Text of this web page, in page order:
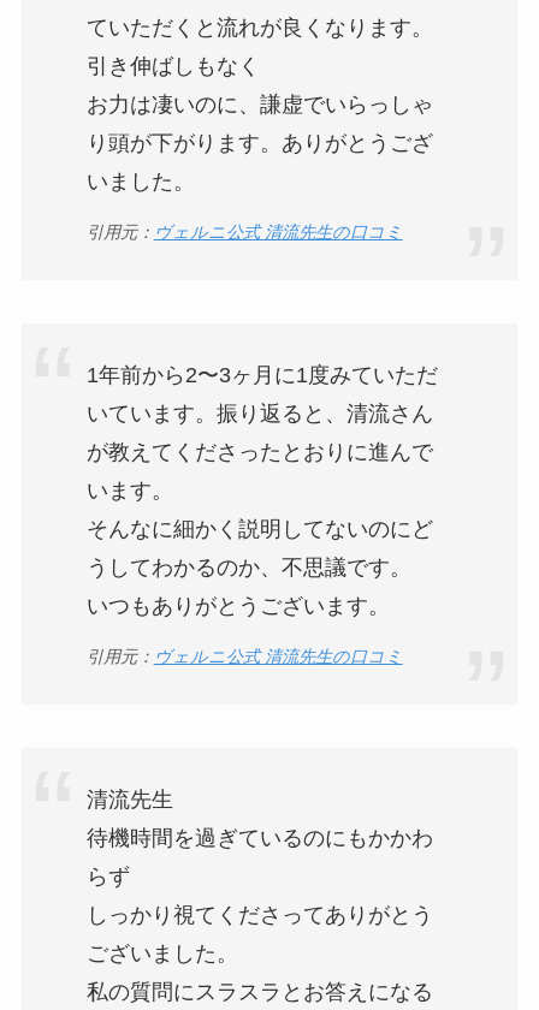
ていただくと流れが良くなります。
引き伸ばしもなく
お力は凄いのに、謙虚でいらっしゃ
り頭が下がります。ありがとうござ
いました。
引用元： ヴェルニ公式 清流先生の口コミ
1年前から2〜3ヶ月に1度みていただ
いています。振り返ると、清流さん
が教えてくださったとおりに進んで
います。
そんなに細かく説明してないのにど
うしてわかるのか、不思議です。
いつもありがとうございます。
引用元： ヴェルニ公式 清流先生の口コミ
清流先生
待機時間を過ぎているのにもかかわ
らず
しっかり視てくださってありがとう
ございました。
私の質問にスラスラとお答えになる